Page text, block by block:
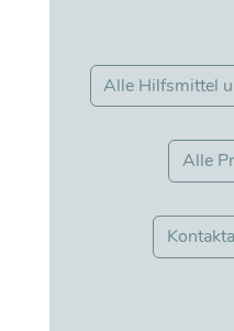
Alle Hilfsmittel
Alle